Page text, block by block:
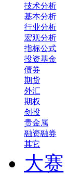
技术分析
基本分析
行业分析
宏观分析
指标公式
投资基金
债券
期货
外汇
期权
创投
贵金属
融资融券
其它
大赛